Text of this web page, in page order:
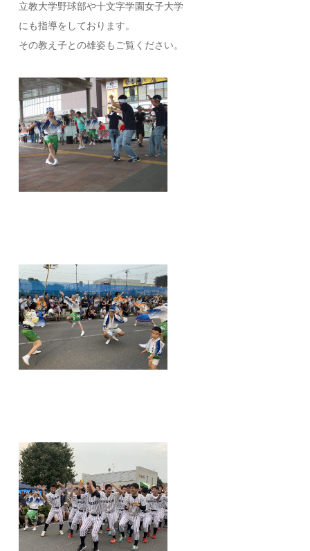
立教大学野球部や十文字学園女子大学
にも指導をしております。
その教え子との雄姿もご覧ください。